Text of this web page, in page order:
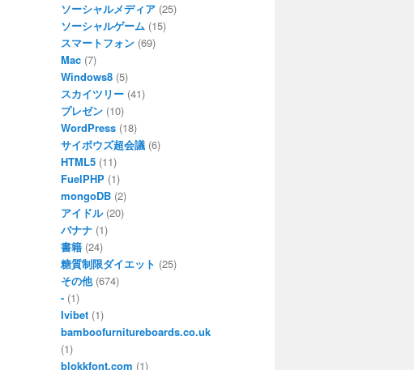
ソーシャルメディア (25)
ソーシャルゲーム (15)
スマートフォン (69)
Mac (7)
Windows8 (5)
スカイツリー (41)
プレゼン (10)
WordPress (18)
サイボウズ超会議 (6)
HTML5 (11)
FuelPHP (1)
mongoDB (2)
アイドル(20)
バナナ (1)
書籍 (24)
糖質制限ダイエット (25)
その他(674)
- (1)
Ivibet (1)
bamboofurnitureboards.co.uk
(1)
blokkfont.com (1)